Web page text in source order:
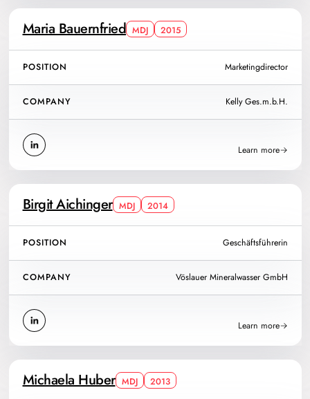
Maria Bauernfried MDJ 2015
POSITION Marketingdirector
COMPANY Kelly Ges.m.b.H.
Learn more
Birgit Aichinger MDJ 2014
POSITION Geschäftsführerin
COMPANY Vöslauer Mineralwasser GmbH
Learn more
Michaela Huber MDJ 2013